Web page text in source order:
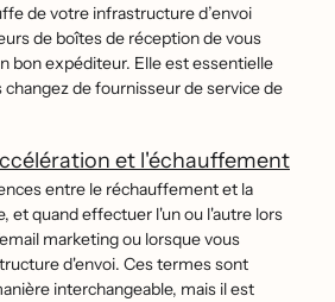
de votre infrastructure d’envoi
de boîtes de réception de vous
bon expéditeur. Elle est essentielle
de fournisseur de service de
et l'échauffement
entre le réchauffement et la
et quand effectuer l'un ou l'autre lors
marketing ou lorsque vous
d'envoi. Ces termes sont
interchangeable, mais il est